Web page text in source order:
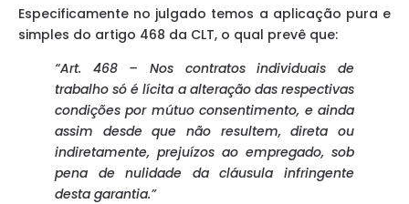
Especificamente no julgado temos a aplicação pura e
simples do artigo 468 da CLT, o qual prevê que:
“Art. 468 – Nos contratos individuais de
trabalho só é lícita a alteração das respectivas
condições por mútuo consentimento, e ainda
assim desde que não resultem, direta ou
indiretamente, prejuízos ao empregado, sob
pena de nulidade da cláusula infringente
desta garantia.”